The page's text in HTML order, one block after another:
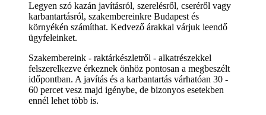
Legyen szó kazán javításról, szerelésről, cseréről vagy
karbantartásról, szakembereinkre Budapest és
környékén számíthat. Kedvező árakkal várjuk leendő
ügyfeleinket.
Szakembereink - raktárkészletről - alkatrészekkel
felszerelkezve érkeznek önhöz pontosan a megbeszélt
időpontban. A javítás és a karbantartás várhatóan 30 -
60 percet vesz majd igénybe, de bizonyos esetekben
ennél lehet több is.